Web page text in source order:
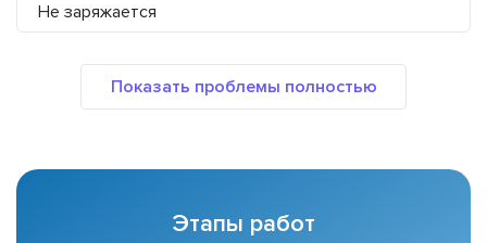
Не заряжается
Этапы работ